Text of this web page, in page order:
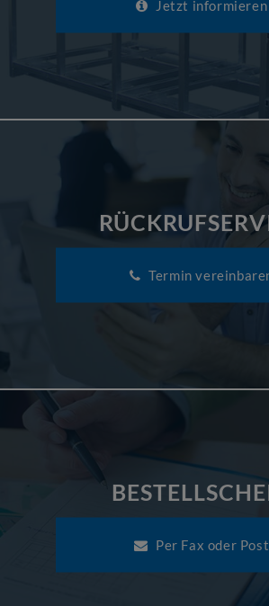
Jetzt informieren
Termin
Per Fax oder Post